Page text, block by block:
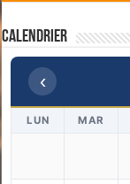
Calendrier
‹
LUN MAR